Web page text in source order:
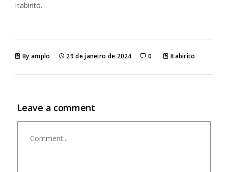
Itabirito.
By amplo 29 de janeiro de 2024 0 Itabirito
Leave a comment